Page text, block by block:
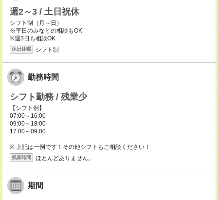
週2～3 / 土日祝休
シフト制（月～日）
※平日のみなどの相談もOK
※週3日も相談OK
休日休暇 シフト制
勤務時間
シフト勤務 / 残業少
【シフト例】
07:00～16:00
09:00～18:00
17:00～09:00
※ 上記は一例です！その他シフトもご相談ください！
残業時間 ほとんどありません。
期間